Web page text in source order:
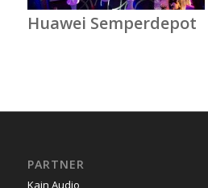
Huawei Semperdepot
PARTNER
Kain Audio